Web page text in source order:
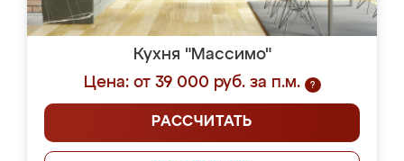
Кухня "Массимо"
Цена: от 39 000 руб. за п.м.
?
РАССЧИТАТЬ